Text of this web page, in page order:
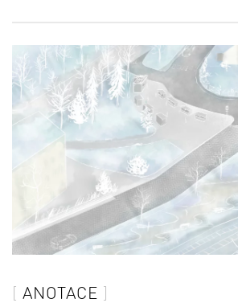
ANOTACE